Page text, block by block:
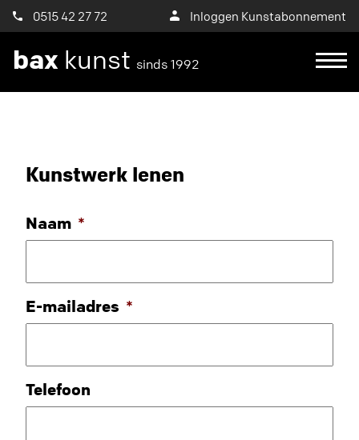
0515 42 27 72 Inloggen Kunstabonnement
bax kunst sinds 1992
Kunstwerk lenen
Naam *
E-mailadres *
Telefoon